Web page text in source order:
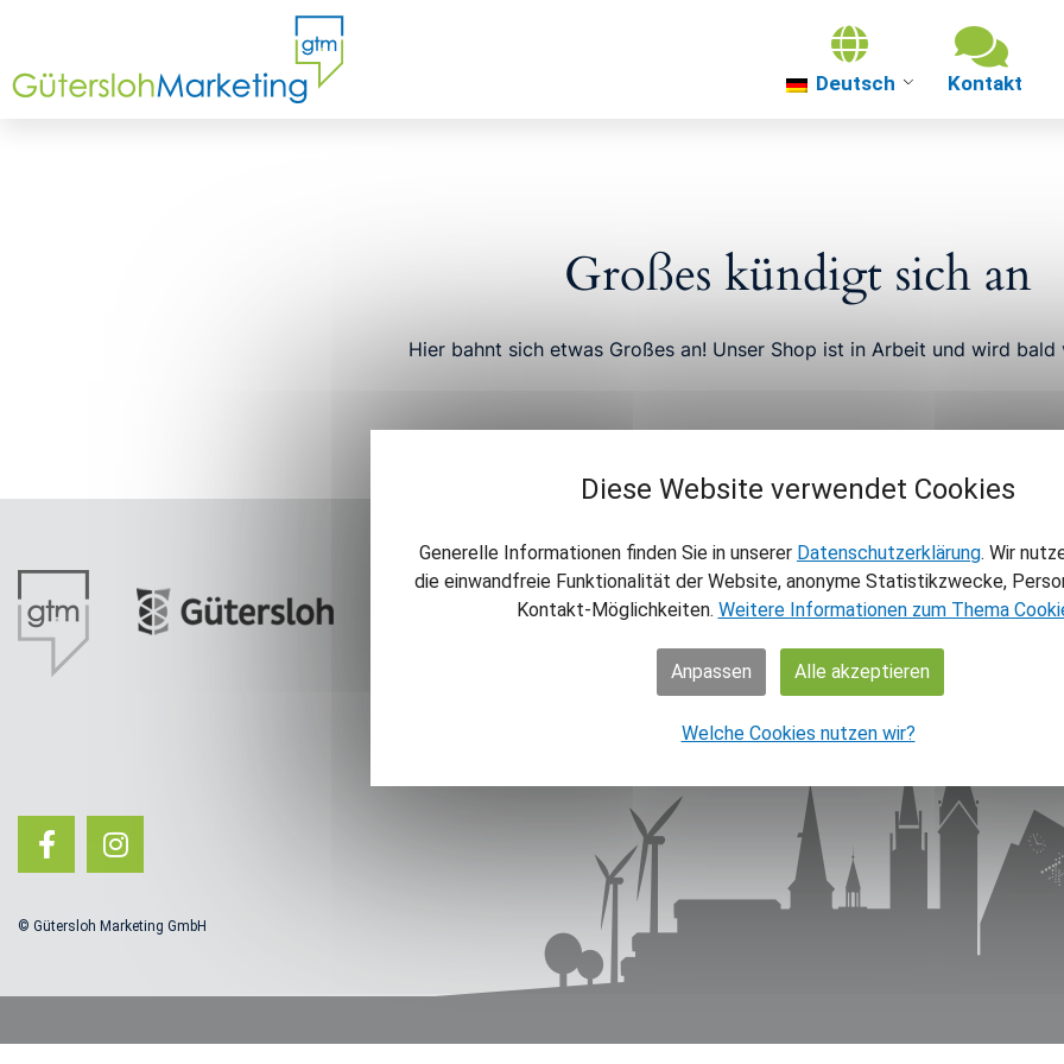
Deutsch
Großes kündigt sich an
Hier bahnt sich etwas Großes an! Unser Shop ist in Arbeit und wird
Home
© Gütersloh Marketing GmbH
Diese Website verwendet Cookies
Generelle Informationen finden Sie in unserer Datenschutzerklärung. Wir
die einwandfreie Funktionalität der Website, anonyme Statistikzwecke,
Kontakt-Möglichkeiten. Weitere Informationen zum Thema
Anpassen Alle akzeptieren
Welche Cookies nutzen wir?